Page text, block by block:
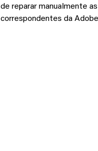
de reparar manualmente
correspondentes da